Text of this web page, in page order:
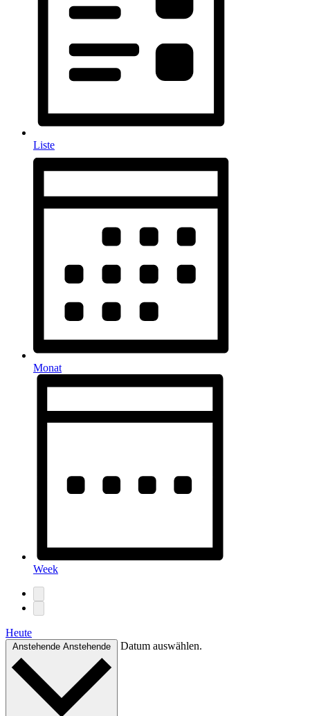
Liste
Monat
Week
Heute
Anstehende Anstehende Datum auswählen.